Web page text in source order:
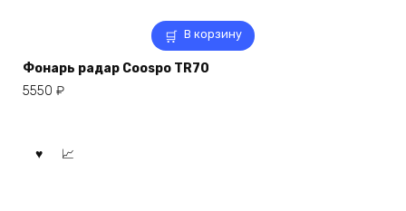
В корзину
Фонарь радар Coospo TR70
5550 ₽